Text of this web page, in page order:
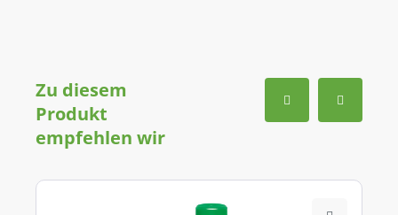
Zu diesem
Produkt
empfehlen wir